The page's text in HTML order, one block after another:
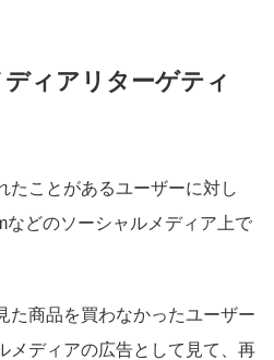
ィアリターゲティ
たことがあるユーザーに対し
などのソーシャルメディア上で
た商品を買わなかったユーザー
メディアの広告として見て、再